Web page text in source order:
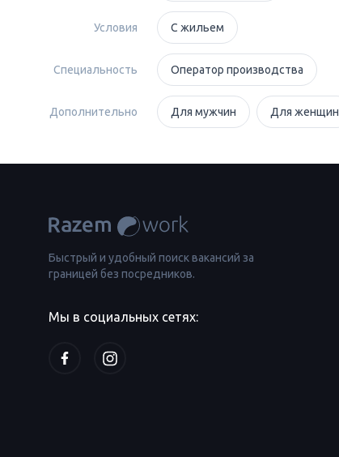
Условия С жильем
Специальность Оператор производства
Дополнительно Для мужчин Для женщин
Быстрый и удобный поиск вакансий за
границей без посредников.
Мы в социальных сетях: